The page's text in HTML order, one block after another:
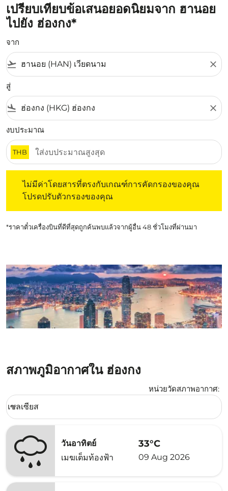
เปรียบเทียบข้อเสนอยอดนิยมจาก ฮานอย
ไปยัง ฮ่องกง*
จาก
flight_takeoff close
สู่
flight_land close
งบประมาณ
THB
ไม่มีค่าโดยสารที่ตรงกับเกณฑ์การคัดกรองของคุณ
โปรดปรับตัวกรองของคุณ
*ราคาตั๋วเครื่องบินที่ดีที่สุดถูกค้นพบแล้วจากผู้อื่น 48 ชั่วโมงที่ผ่านมา
สภาพภูมิอากาศใน ฮ่องกง
หน่วยวัดสภาพอากาศ:
Weather unit option เซลเซียส Selected
เซลเซียส
keyboard_arrow_down
วันอาทิตย์
เมฆเต็มท้องฟ้า
33°C
09 Aug 2026